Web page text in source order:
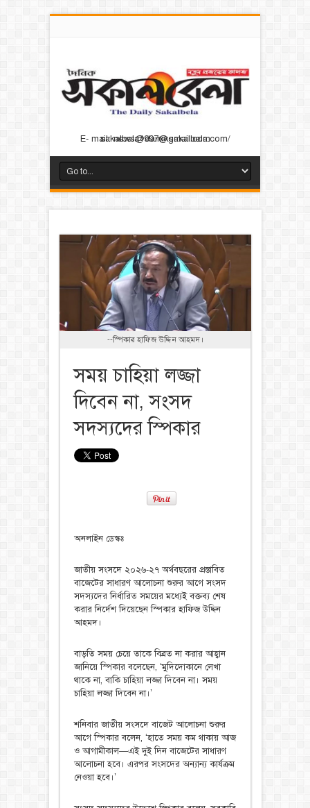
E- mail: news@dainiksakalbela.com/ sakalbela1997@gmail.com
--স্পিকার হাফিজ উদ্দিন আহমদ।
সময় চাহিয়া লজ্জা
দিবেন না, সংসদ
সদস্যদের স্পিকার
অনলাইন ডেস্কঃ
জাতীয় সংসদে ২০২৬-২৭ অর্থবছরের প্রস্তাবিত
বাজেটের সাধারণ আলোচনা শুরুর আগে সংসদ
সদস্যদের নির্ধারিত সময়ের মধ্যেই বক্তব্য শেষ
করার নির্দেশ দিয়েছেন স্পিকার হাফিজ উদ্দিন
আহমদ।
বাড়তি সময় চেয়ে তাকে বিব্রত না করার আহ্বান
জানিয়ে স্পিকার বলেছেন, ‘মুদিদোকানে লেখা
থাকে না, বাকি চাহিয়া লজ্জা দিবেন না। সময়
চাহিয়া লজ্জা দিবেন না।’
শনিবার জাতীয় সংসদে বাজেট আলোচনা শুরুর
আগে স্পিকার বলেন, ‘হাতে সময় কম থাকায় আজ
ও আগামীকাল—এই দুই দিন বাজেটের সাধারণ
আলোচনা হবে। এরপর সংসদের অন্যান্য কার্যক্রম
নেওয়া হবে।’